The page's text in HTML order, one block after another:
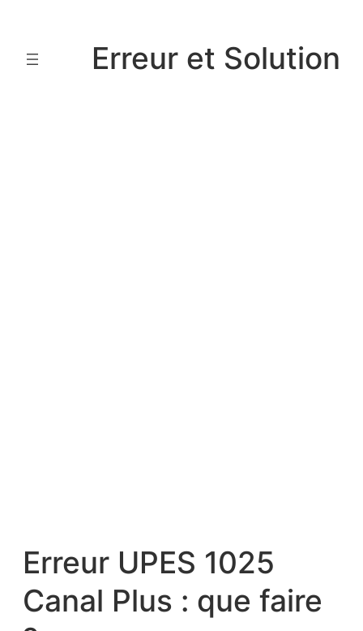
contenu
Erreur et Solution
Erreur UPES 1025
Canal Plus : que faire